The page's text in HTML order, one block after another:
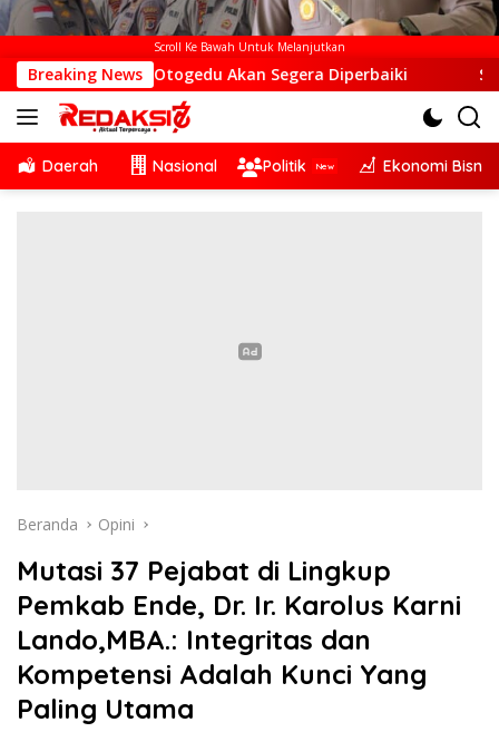
Scroll Ke Bawah Untuk Melanjutkan
Breaking News
Otogedu Akan Segera Diperbaiki Sinergi Lintas
Daerah Nasional Politik Ekonomi Bisnis
Beranda Opini
Mutasi 37 Pejabat di Lingkup
Pemkab Ende, Dr. Ir. Karolus Karni
Lando,MBA.: Integritas dan
Kompetensi Adalah Kunci Yang
Paling Utama